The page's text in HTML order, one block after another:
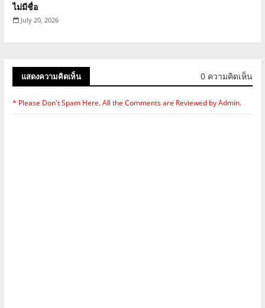
ไม่มีชื่อ
July 20, 2026
แสดงความคิดเห็น 0 ความคิดเห็น
* Please Don't Spam Here. All the Comments are Reviewed by Admin.